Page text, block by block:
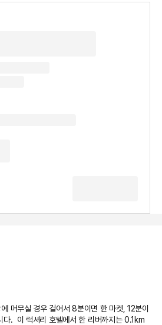
머무실 경우 걸어서 8분이면 한 마켓, 12분이
다.  이 럭셔리 호텔에서 한 리버까지는 0.1km